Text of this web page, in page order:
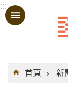
跳到主要內容區塊
:::
:::
首頁
新